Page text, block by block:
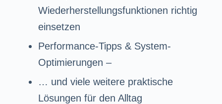
Wiederherstellungsfunktionen richtig
einsetzen
Performance-Tipps & System-
Optimierungen –
… und viele weitere praktische
Lösungen für den Alltag